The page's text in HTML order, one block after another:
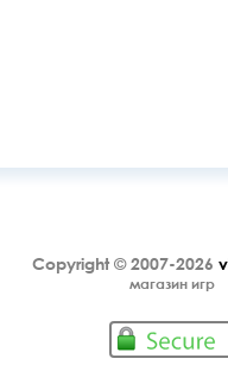
Copyright © 2007-2026
магазин игр